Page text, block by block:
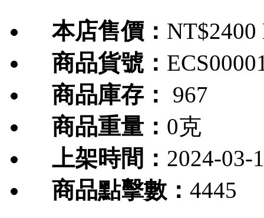
本店售價： NT$2400
商品貨號：
商品庫存：
967
商品重量： 0克
上架時間： 2024-03-
商品點擊數： 4445